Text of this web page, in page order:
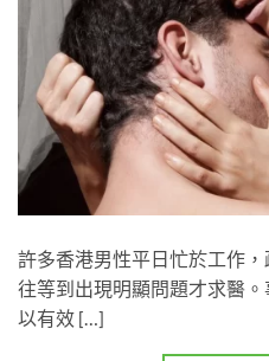
許多香港男性平日忙於工作
往等到出現明顯問題才求醫
以有效 […]